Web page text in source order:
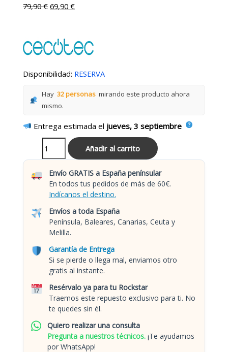
79,90€ 69,90€
Disponibilidad: RESERVA
Hay 32 personas mirando este producto ahora
mismo.
Entrega estimada el jueves, 3 septiembre
Añadir al carrito
Envío GRATIS a España penínsular
En todos tus pedidos de más de 60€.
Indícanos el destino.
Envíos a toda España
Península, Baleares, Canarias, Ceuta y
Melilla.
Garantía de Entrega
Si se pierde o llega mal, enviamos otro
gratis al instante.
Resérvalo ya para tu Rockstar
Traemos este repuesto exclusivo para ti. No
te quedes sin él.
Quiero realizar una consulta
Pregunta a nuestros técnicos. ¡Te ayudamos
por WhatsApp!